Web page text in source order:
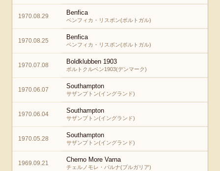
1970.08.29 Benfica
ベンフィカ・リスボン(ポルトガル)
1970.08.25 Benfica
ベンフィカ・リスボン(ポルトガル)
1970.07.08 Boldklubben 1903
ボルトクルベン1903(デンマーク)
1970.06.07 Southampton
サザンプトン(イングランド)
1970.06.04 Southampton
サザンプトン(イングランド)
1970.05.28 Southampton
サザンプトン(イングランド)
1969.09.21 Cherno More Varna
チェルノモレ・バルナ(ブルガリア)